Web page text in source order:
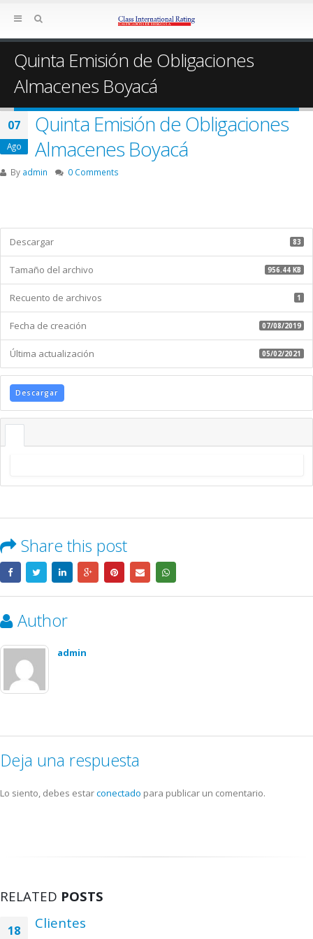
Quinta Emisión de Obligaciones
Almacenes Boyacá
07
Ago
Quinta Emisión de Obligaciones
Almacenes Boyacá
By admin 0 Comments
Descargar 83
Tamaño del archivo 956.44 KB
Recuento de archivos 1
Fecha de creación 07/08/2019
Última actualización 05/02/2021
Descargar
Share this post
Author
admin
Deja una respuesta
Lo siento, debes estarconectado para publicar un comentario.
RELATED POSTS
18 Clientes